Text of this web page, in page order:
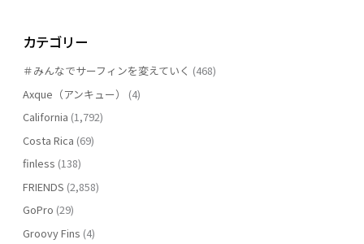
カテゴリー
＃みんなでサーフィンを変えていく (468)
Axque（アンキュー）
(4)
California (1,792)
Costa Rica (69)
finless (138)
FRIENDS (2,858)
GoPro (29)
Groovy Fins (4)